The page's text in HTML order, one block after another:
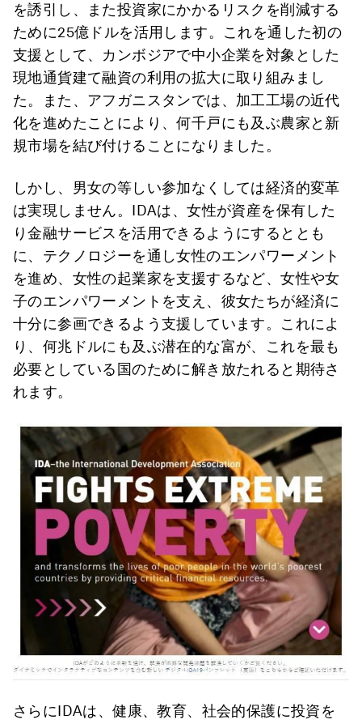
を誘引し、また投資家にかかるリスクを削減する
ために25億ドルを活用します。これを通した初の
支援として、カンボジアで中小企業を対象とした
現地通貨建て融資の利用の拡大に取り組みまし
た。また、アフガニスタンでは、加工工場の近代
化を進めたことにより、何千戸にも及ぶ農家と新
規市場を結び付けることになりました。
しかし、男女の等しい参加なくしては経済的変革
は実現しません。IDAは、女性が資産を保有した
り金融サービスを活用できるようにするととも
に、テクノロジーを通し女性のエンパワーメント
を進め、女性の起業家を支援するなど、女性や女
子のエンパワーメントを支え、彼女たちが経済に
十分に参画できるよう支援しています。これによ
り、何兆ドルにも及ぶ潜在的な富が、これを最も
必要としている国のために解き放たれると期待さ
れます。
さらにIDAは、健康、教育、社会的保護に投資を